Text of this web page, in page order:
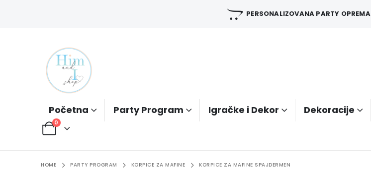
PERSONALIZOVANA PARTY OPREMA
Početna Party Program Igračke i Dekor Dekoracije
0
HOME PARTY PROGRAM KORPICE ZA MAFINE KORPICE ZA MAFINE SPAJDERMEN